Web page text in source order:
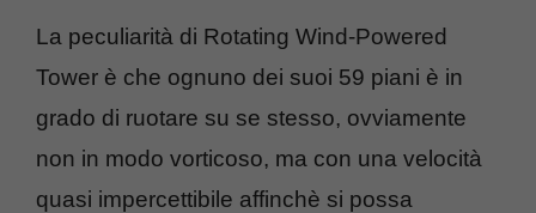
La peculiarità di Rotating Wind-Powered
Tower è che ognuno dei suoi 59 piani è in
grado di ruotare su se stesso, ovviamente
non in modo vorticoso, ma con una velocità
quasi impercettibile affinchè si possa